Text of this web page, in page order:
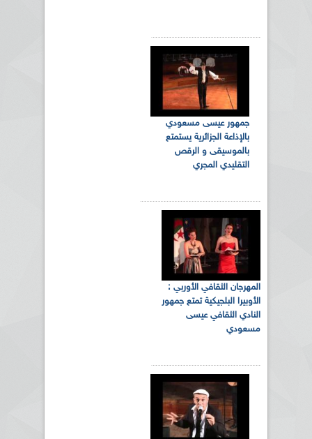
جمهور عيسى مسعودي
بالإذاعة الجزائرية يستمتع
بالموسيقى و الرقص
التقليدي المجري
المهرجان الثقافي الأوربي :
الأوبيرا البلجيكية تمتع جمهور
النادي الثقافي عيسى
مسعودي